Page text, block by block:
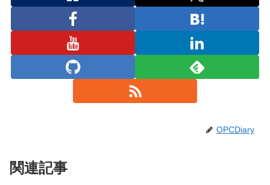
OPCDiary
関連記事